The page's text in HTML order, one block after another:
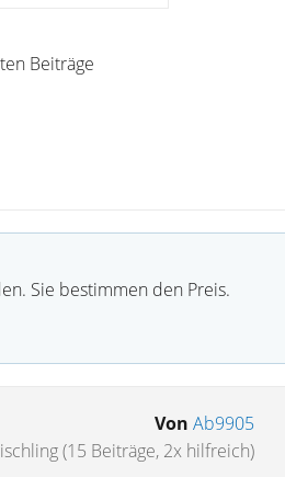
Beiträge
Sie bestimmen den Preis.
Von Ab9905
(15 Beiträge, 2x hilfreich)